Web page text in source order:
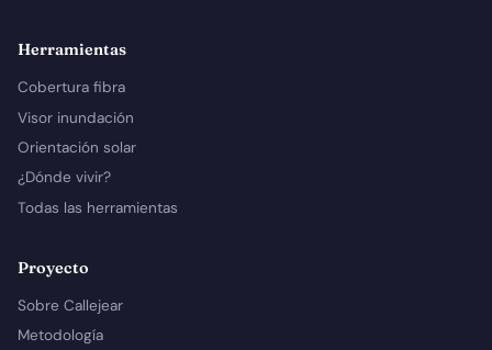
Herramientas
Cobertura fibra
Visor inundación
Orientación solar
¿Dónde vivir?
Todas las herramientas
Proyecto
Sobre Callejear
Metodología